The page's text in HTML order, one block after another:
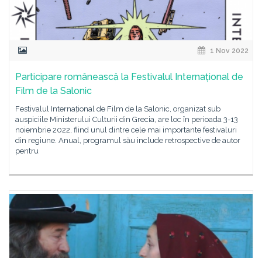
1 Nov 2022
Participare românească la Festivalul Internațional de
Film de la Salonic
Festivalul Internațional de Film de la Salonic, organizat sub
auspiciile Ministerului Culturii din Grecia, are loc în perioada 3-13
noiembrie 2022, fiind unul dintre cele mai importante festivaluri
din regiune. Anual, programul său include retrospective de autor
pentru